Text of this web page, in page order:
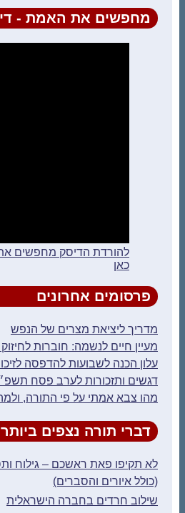
מחפשים את האמת -
להורדת הדיסק מחפשים
כאן
פרסומים אחרונים
מדריך ליציאת מצרים של הנפש
מעיין חיים לנשמה: חוברות
עלון הכנה לשבועות להדפסה
דגשים ותזכורות לערב פסח
מהו צבא אמתי על פי התורה,
דברי תורה נצפים ביותר
לא תקיפו פאת ראשכם – גילוח
(כולל איורים והסברים)
שילוב חרדים בחברה הישראלית